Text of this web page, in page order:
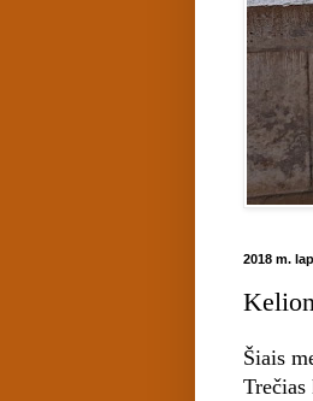
2018 m.
Šiais